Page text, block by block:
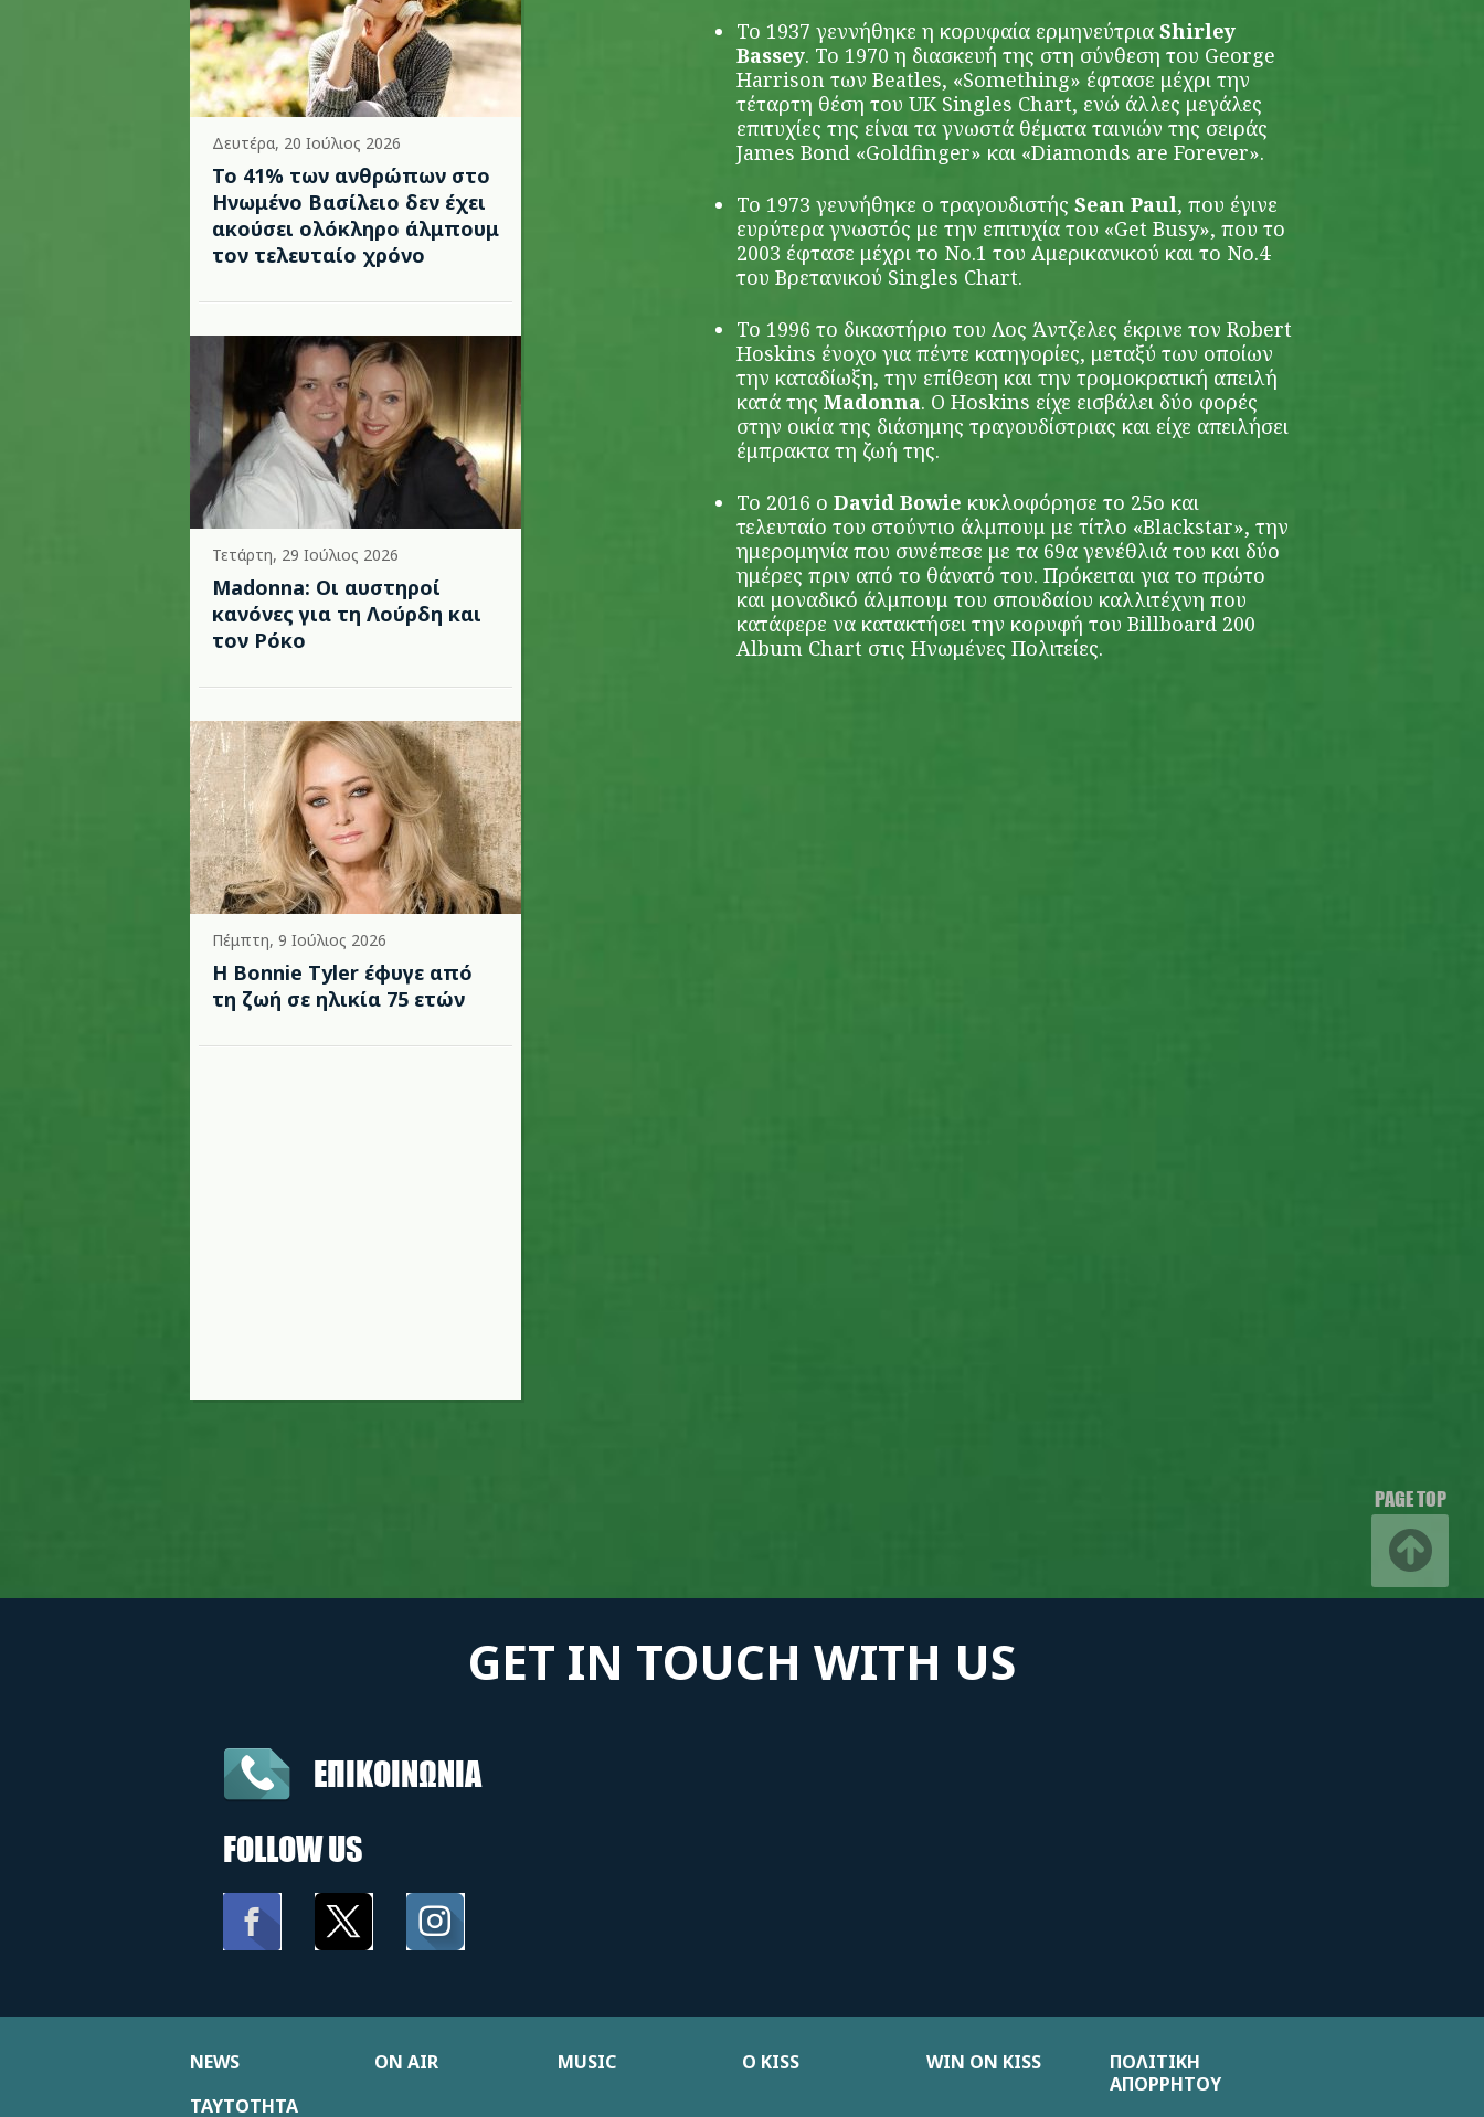
Δευτέρα, 20 Ιούλιος 2026
Το 41% των ανθρώπων στο
Ηνωμένο Βασίλειο δεν έχει
ακούσει ολόκληρο άλμπουμ
τον τελευταίο χρόνο
Τετάρτη, 29 Ιούλιος 2026
Madonna: Οι αυστηροί
κανόνες για τη Λούρδη και
τον Ρόκο
Πέμπτη, 9 Ιούλιος 2026
Η Bonnie Tyler έφυγε από
τη ζωή σε ηλικία 75 ετών
To 1937 γεννήθηκε η κορυφαία ερμηνεύτρια Shirley
Bassey. Το 1970 η διασκευή της στη σύνθεση του George
Harrison των Beatles, «Something» έφτασε μέχρι την
τέταρτη θέση του UK Singles Chart, ενώ άλλες μεγάλες
επιτυχίες της είναι τα γνωστά θέματα ταινιών της σειράς
James Bond «Goldfinger» και «Diamonds are Forever».
To 1973 γεννήθηκε ο τραγουδιστής Sean Paul, που έγινε
ευρύτερα γνωστός με την επιτυχία του «Get Busy», που το
2003 έφτασε μέχρι το Νο.1 του Αμερικανικού και το Νο.4
του Βρετανικού Singles Chart.
Το 1996 το δικαστήριο του Λος Άντζελες έκρινε τον Robert
Hoskins ένοχο για πέντε κατηγορίες, μεταξύ των οποίων
την καταδίωξη, την επίθεση και την τρομοκρατική απειλή
κατά της Madonna. Ο Hoskins είχε εισβάλει δύο φορές
στην οικία της διάσημης τραγουδίστριας και είχε απειλήσει
έμπρακτα τη ζωή της.
Το 2016 ο David Bowie κυκλοφόρησε το 25ο και
τελευταίο του στούντιο άλμπουμ με τίτλο «Blackstar», την
ημερομηνία που συνέπεσε με τα 69α γενέθλιά του και δύο
ημέρες πριν από το θάνατό του. Πρόκειται για το πρώτο
και μοναδικό άλμπουμ του σπουδαίου καλλιτέχνη που
κατάφερε να κατακτήσει την κορυφή του Billboard 200
Album Chart στις Ηνωμένες Πολιτείες.
PAGE TOP
GET IN TOUCH WITH US
ΕΠΙΚΟΙΝΩΝΙΑ
FOLLOW US
NEWS ON AIR MUSIC Ο KISS WIN ON KISS
ΠΟΛΙΤΙΚΗ
ΑΠΟΡΡΗΤΟΥ
ΤΑΥΤΟΤΗΤΑ